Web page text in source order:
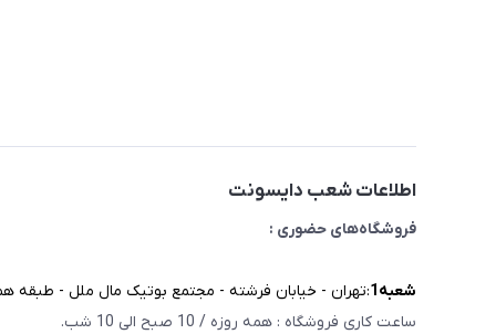
اطلاعات شعب دایسونت
فروشگاه‌های حضوری :
شعبه‌1 :تهران - خیابان فرشته - مجتمع بوتیک مال ملل - طبقه
ساعت کاری فروشگاه : همه روزه / 10 صبح الی 10 شب.